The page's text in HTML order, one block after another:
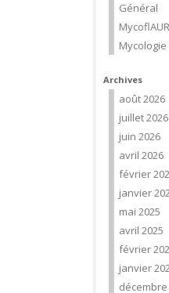
Général
Mycologie
Archives
août 2026
juillet 2026
juin 2026
avril 2026
février
janvier
mai 2025
avril 2025
février
janvier
décembre